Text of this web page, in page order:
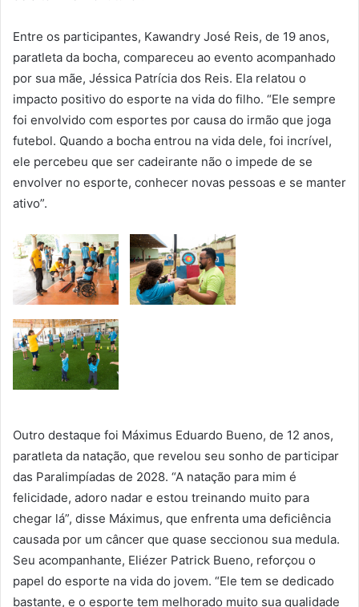
Entre os participantes, Kawandry José Reis, de 19 anos,
paratleta da bocha, compareceu ao evento acompanhado
por sua mãe, Jéssica Patrícia dos Reis. Ela relatou o
impacto positivo do esporte na vida do filho. “Ele sempre
foi envolvido com esportes por causa do irmão que joga
futebol. Quando a bocha entrou na vida dele, foi incrível,
ele percebeu que ser cadeirante não o impede de se
envolver no esporte, conhecer novas pessoas e se manter
ativo”.
Outro destaque foi Máximus Eduardo Bueno, de 12 anos,
paratleta da natação, que revelou seu sonho de participar
das Paralimpíadas de 2028. “A natação para mim é
felicidade, adoro nadar e estou treinando muito para
chegar lá”, disse Máximus, que enfrenta uma deficiência
causada por um câncer que quase seccionou sua medula.
Seu acompanhante, Eliézer Patrick Bueno, reforçou o
papel do esporte na vida do jovem. “Ele tem se dedicado
bastante, e o esporte tem melhorado muito sua qualidade